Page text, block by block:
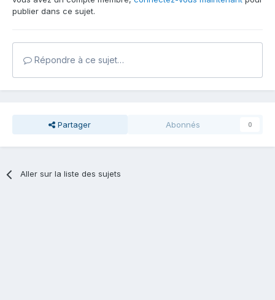
publier dans ce sujet.
Répondre à ce sujet…
Partager Abonnés 0
Aller sur la liste des sujets